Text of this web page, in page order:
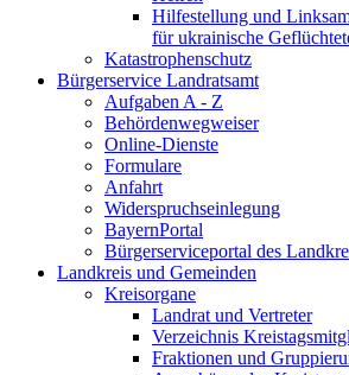
Hilfestellung und
für ukrainische
Katastrophenschutz
Bürgerservice Landratsamt
Aufgaben A - Z
Behördenwegweiser
Online-Dienste
Formulare
Anfahrt
Widerspruchseinlegung
BayernPortal
Bürgerserviceportal des
Landkreis und Gemeinden
Kreisorgane
Landrat und Vertreter
Verzeichnis
Fraktionen und